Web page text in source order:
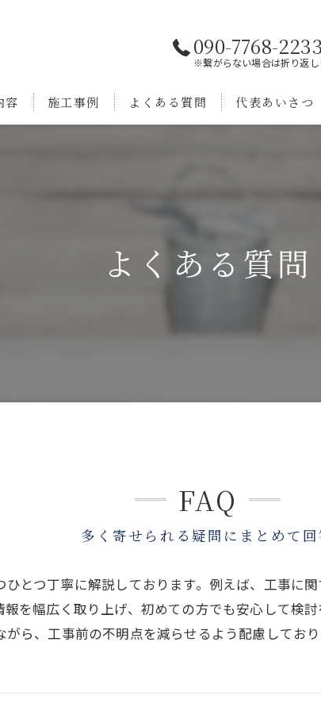
090-7768-2233
※繋がらない場合は折り返し
容 施工事例 よくある質問 代表あいさつ
よくある質問
多く寄せられる疑問にまとめて回
FAQ
とつ丁寧に解説しております。例えば、工事に
を幅広く取り上げ、初めての方でも安心して検
ら、工事前の不明点を減らせるよう配慮しており